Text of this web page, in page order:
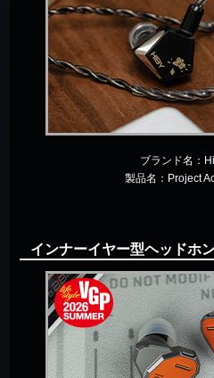
ブランド名：
製品名： Project
インナーイヤー型ヘッドホ